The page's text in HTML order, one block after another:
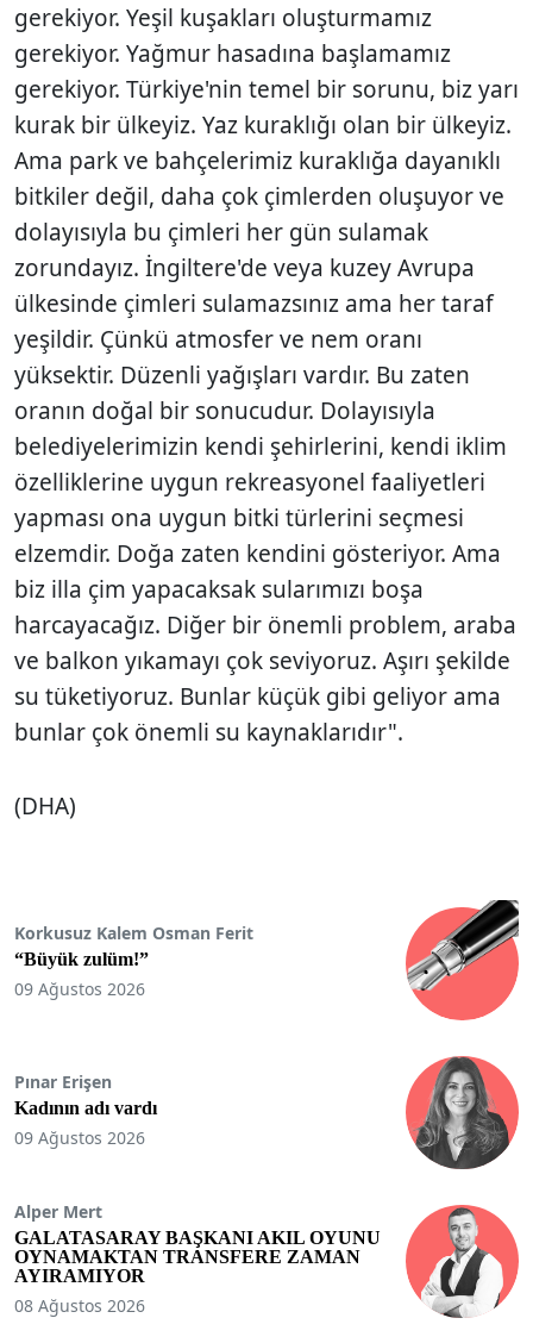
gerekiyor. Yeşil kuşakları oluşturmamız
gerekiyor. Yağmur hasadına başlamamız
gerekiyor. Türkiye'nin temel bir sorunu, biz yarı
kurak bir ülkeyiz. Yaz kuraklığı olan bir ülkeyiz.
Ama park ve bahçelerimiz kuraklığa dayanıklı
bitkiler değil, daha çok çimlerden oluşuyor ve
dolayısıyla bu çimleri her gün sulamak
zorundayız. İngiltere'de veya kuzey Avrupa
ülkesinde çimleri sulamazsınız ama her taraf
yeşildir. Çünkü atmosfer ve nem oranı
yüksektir. Düzenli yağışları vardır. Bu zaten
oranın doğal bir sonucudur. Dolayısıyla
belediyelerimizin kendi şehirlerini, kendi iklim
özelliklerine uygun rekreasyonel faaliyetleri
yapması ona uygun bitki türlerini seçmesi
elzemdir. Doğa zaten kendini gösteriyor. Ama
biz illa çim yapacaksak sularımızı boşa
harcayacağız. Diğer bir önemli problem, araba
ve balkon yıkamayı çok seviyoruz. Aşırı şekilde
su tüketiyoruz. Bunlar küçük gibi geliyor ama
bunlar çok önemli su kaynaklarıdır".
(DHA)
Korkusuz Kalem Osman Ferit
“Büyük zulüm!”
09 Ağustos 2026
Pınar Erişen
Kadının adı vardı
09 Ağustos 2026
Alper Mert
GALATASARAY BAŞKANI AKIL OYUNU
OYNAMAKTAN TRANSFERE ZAMAN
AYIRAMIYOR
08 Ağustos 2026